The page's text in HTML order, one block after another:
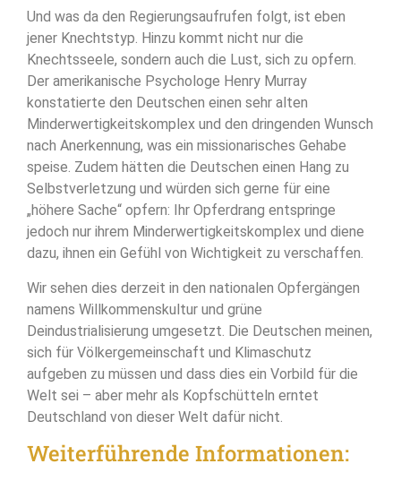
Und was da den Regierungsaufrufen folgt, ist eben
jener Knechtstyp. Hinzu kommt nicht nur die
Knechtsseele, sondern auch die Lust, sich zu opfern.
Der amerikanische Psychologe Henry Murray
konstatierte den Deutschen einen sehr alten
Minderwertigkeitskomplex und den dringenden Wunsch
nach Anerkennung, was ein missionarisches Gehabe
speise. Zudem hätten die Deutschen einen Hang zu
Selbstverletzung und würden sich gerne für eine
„höhere Sache“ opfern: Ihr Opferdrang entspringe
jedoch nur ihrem Minderwertigkeitskomplex und diene
dazu, ihnen ein Gefühl von Wichtigkeit zu verschaffen.
Wir sehen dies derzeit in den nationalen Opfergängen
namens Willkommenskultur und grüne
Deindustrialisierung umgesetzt. Die Deutschen meinen,
sich für Völkergemeinschaft und Klimaschutz
aufgeben zu müssen und dass dies ein Vorbild für die
Welt sei – aber mehr als Kopfschütteln erntet
Deutschland von dieser Welt dafür nicht.
Weiterführende Informationen: